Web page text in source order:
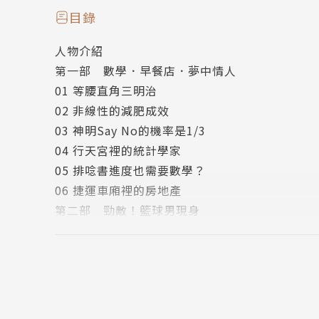
但即使身邊有著這樣一位數青，對討厭數學討厭
「同學，不好意思，這裡有人坐嗎？」在學校附
生「小昭」併桌，進而發現她竟然是個「喜歡數
為了讓小昭能對自己產生興趣，世杰尋求孝和幫
杰真的能夠順利贏得小昭的芳心嗎？一場數學追
作者簡介
臺大電機博士，臺師大電機系副教授、臺師大
目錄
人物介紹
第一部 數學．早餐店．夢中情人
01 等腰直角三明治
02 非線性的減肥成效
03 神明Say No的機率是1/3
04 行天宮裡的統計學家
05 排唸書進度也需要數學？
06 捷運車廂裡的房地產
第二部 勁敵！籃球男現身